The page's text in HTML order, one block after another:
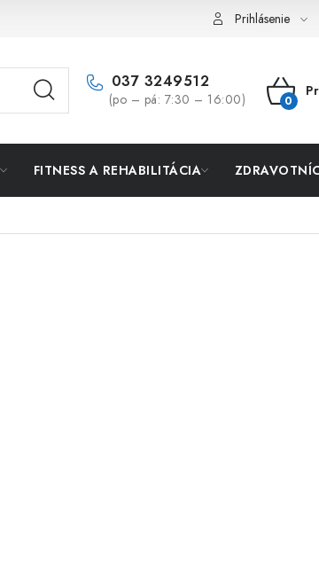
Prihlásenie
037 3249512
(po – pá: 7:30 – 16:00)
FITNESS A REHABILITÁCIA